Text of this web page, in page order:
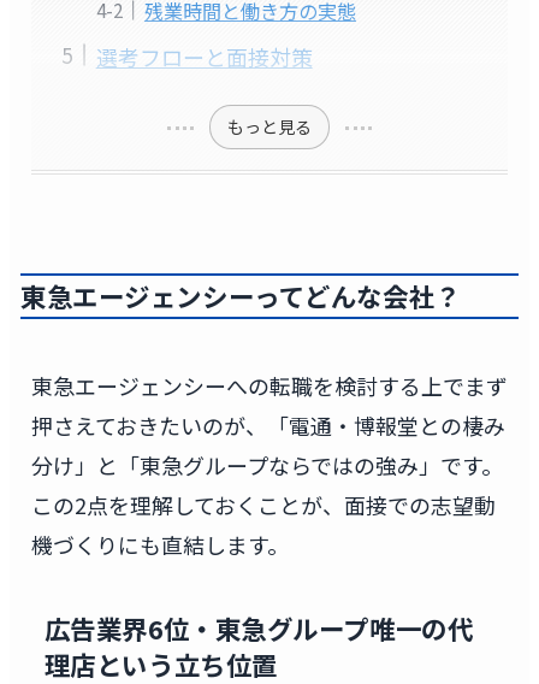
残業時間と働き方の実態
選考フローと面接対策
もっと見る
東急エージェンシーってどんな会社？
東急エージェンシーへの転職を検討する上でまず
押さえておきたいのが、「電通・博報堂との棲み
分け」と「東急グループならではの強み」です。
この2点を理解しておくことが、面接での志望動
機づくりにも直結します。
広告業界6位・東急グループ唯一の代
理店という立ち位置